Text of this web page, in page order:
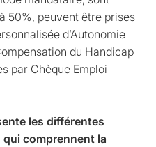
50%, peuvent être prises
d’Autonomie
du Handicap
par Chèque Emploi
les différentes
comprennent la